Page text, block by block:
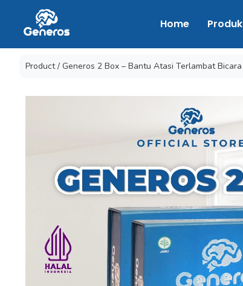
Home Produk
Product / Generos 2 Box – Bantu Atasi Terlambat Bicara